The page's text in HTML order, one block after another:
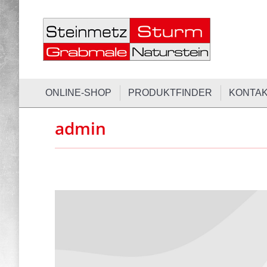
ONLINE-SHOP PRODUKTFINDER
admin
ONLINE-